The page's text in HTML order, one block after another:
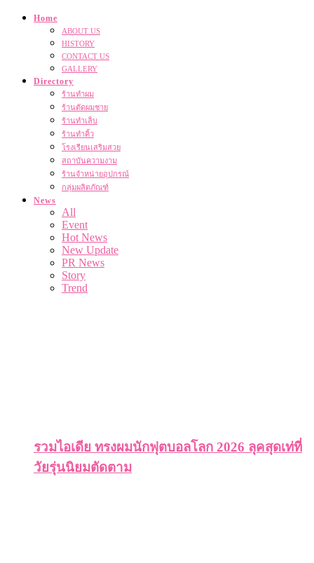
Home
ABOUT US
HISTORY
CONTACT US
GALLERY
Directory
ร้านทำผม
ร้านตัดผมชาย
ร้านทำเล็บ
ร้านทำคิ้ว
โรงเรียนเสริมสวย
สถาบันความงาม
ร้านจำหน่ายอุปกรณ์
กลุ่มผลิตภัณฑ์
News
All
Event
Hot News
New Update
PR News
Story
Trend
รวมไอเดีย ทรงผมนักฟุตบอลโลก 2026 ลุคสุดเท่ที่
วัยรุ่นนิยมตัดตาม